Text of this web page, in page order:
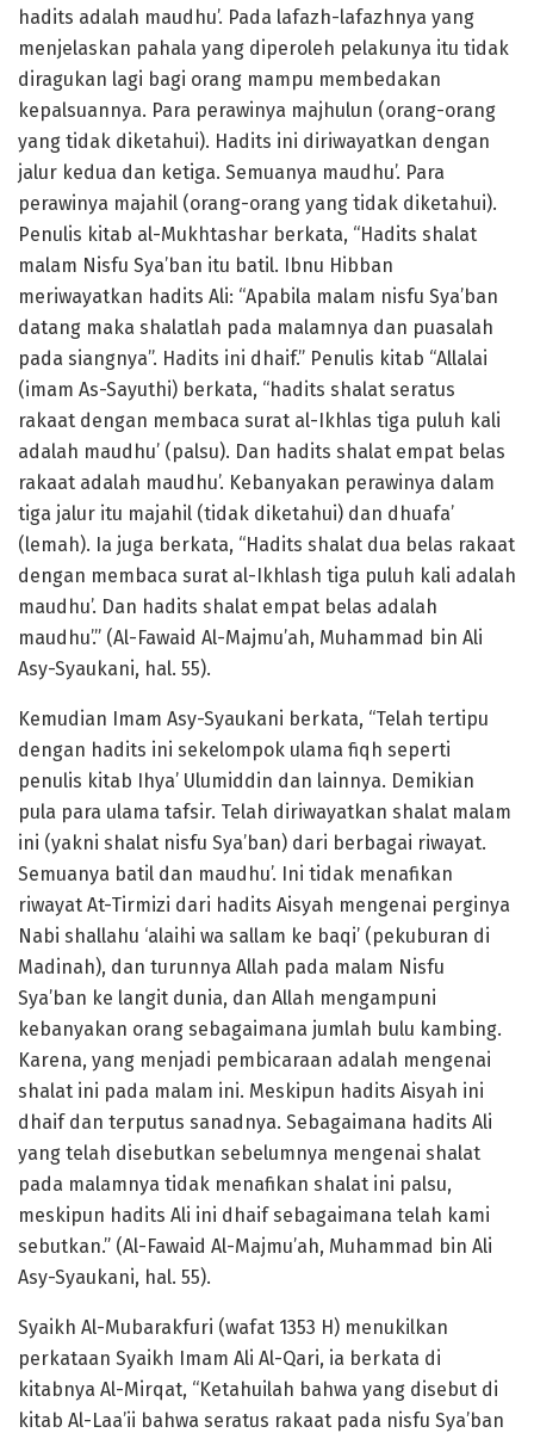
hadits adalah maudhu’. Pada lafazh-lafazhnya yang
menjelaskan pahala yang diperoleh pelakunya itu tidak
diragukan lagi bagi orang mampu membedakan
kepalsuannya. Para perawinya majhulun (orang-orang
yang tidak diketahui). Hadits ini diriwayatkan dengan
jalur kedua dan ketiga. Semuanya maudhu’. Para
perawinya majahil (orang-orang yang tidak diketahui).
Penulis kitab al-Mukhtashar berkata, “Hadits shalat
malam Nisfu Sya’ban itu batil. Ibnu Hibban
meriwayatkan hadits Ali: “Apabila malam nisfu Sya’ban
datang maka shalatlah pada malamnya dan puasalah
pada siangnya”. Hadits ini dhaif.” Penulis kitab “Allalai
(imam As-Sayuthi) berkata, “hadits shalat seratus
rakaat dengan membaca surat al-Ikhlas tiga puluh kali
adalah maudhu’ (palsu). Dan hadits shalat empat belas
rakaat adalah maudhu’. Kebanyakan perawinya dalam
tiga jalur itu majahil (tidak diketahui) dan dhuafa’
(lemah). Ia juga berkata, “Hadits shalat dua belas rakaat
dengan membaca surat al-Ikhlash tiga puluh kali adalah
maudhu’. Dan hadits shalat empat belas adalah
maudhu’.” (Al-Fawaid Al-Majmu’ah, Muhammad bin Ali
Asy-Syaukani, hal. 55).
Kemudian Imam Asy-Syaukani berkata, “Telah tertipu
dengan hadits ini sekelompok ulama fiqh seperti
penulis kitab Ihya’ Ulumiddin dan lainnya. Demikian
pula para ulama tafsir. Telah diriwayatkan shalat malam
ini (yakni shalat nisfu Sya’ban) dari berbagai riwayat.
Semuanya batil dan maudhu’. Ini tidak menafikan
riwayat At-Tirmizi dari hadits Aisyah mengenai perginya
Nabi shallahu ‘alaihi wa sallam ke baqi’ (pekuburan di
Madinah), dan turunnya Allah pada malam Nisfu
Sya’ban ke langit dunia, dan Allah mengampuni
kebanyakan orang sebagaimana jumlah bulu kambing.
Karena, yang menjadi pembicaraan adalah mengenai
shalat ini pada malam ini. Meskipun hadits Aisyah ini
dhaif dan terputus sanadnya. Sebagaimana hadits Ali
yang telah disebutkan sebelumnya mengenai shalat
pada malamnya tidak menafikan shalat ini palsu,
meskipun hadits Ali ini dhaif sebagaimana telah kami
sebutkan.” (Al-Fawaid Al-Majmu’ah, Muhammad bin Ali
Asy-Syaukani, hal. 55).
Syaikh Al-Mubarakfuri (wafat 1353 H) menukilkan
perkataan Syaikh Imam Ali Al-Qari, ia berkata di
kitabnya Al-Mirqat, “Ketahuilah bahwa yang disebut di
kitab Al-Laa’ii bahwa seratus rakaat pada nisfu Sya’ban